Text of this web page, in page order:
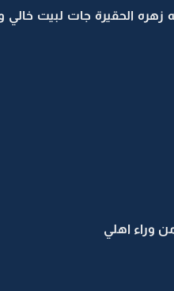
الحقيرة جات لبيت
وراء اهلي